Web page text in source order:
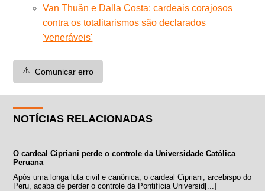
Van Thuân e Dalla Costa: cardeais corajosos
contra os totalitarismos são declarados
'veneráveis'
⚠️ Comunicar erro
NOTÍCIAS RELACIONADAS
O cardeal Cipriani perde o controle da Universidade Católica
Peruana
Após uma longa luta civil e canônica, o cardeal Cipriani, arcebispo do
Peru, acaba de perder o controle da Pontifícia Universid[...]